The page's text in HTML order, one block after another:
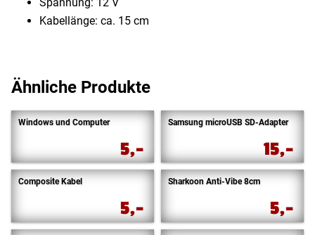
Kabellänge: ca. 15 cm
Ähnliche Produkte
Windows und Computer
5,-
Samsung microUSB SD-Adapter
15,-
Composite Kabel
5,-
Sharkoon Anti-Vibe 8cm
5,-